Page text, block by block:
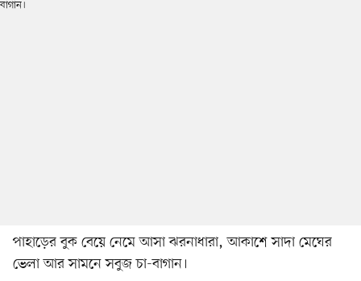
পাহাড়ের বুক বেয়ে নেমে আসা ঝরনাধারা, আকাশে সাদা মেঘের
ভেলা আর সামনে সবুজ চা-বাগান।